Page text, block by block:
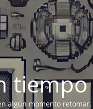
tiempo
algún momento retomar.